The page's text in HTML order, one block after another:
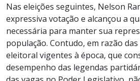
Nas eleições seguintes, Nelson
expressiva votação e alcançou a
necessária para manter sua
população. Contudo, em razão
eleitoral vigentes à época, que
desempenho das legendas